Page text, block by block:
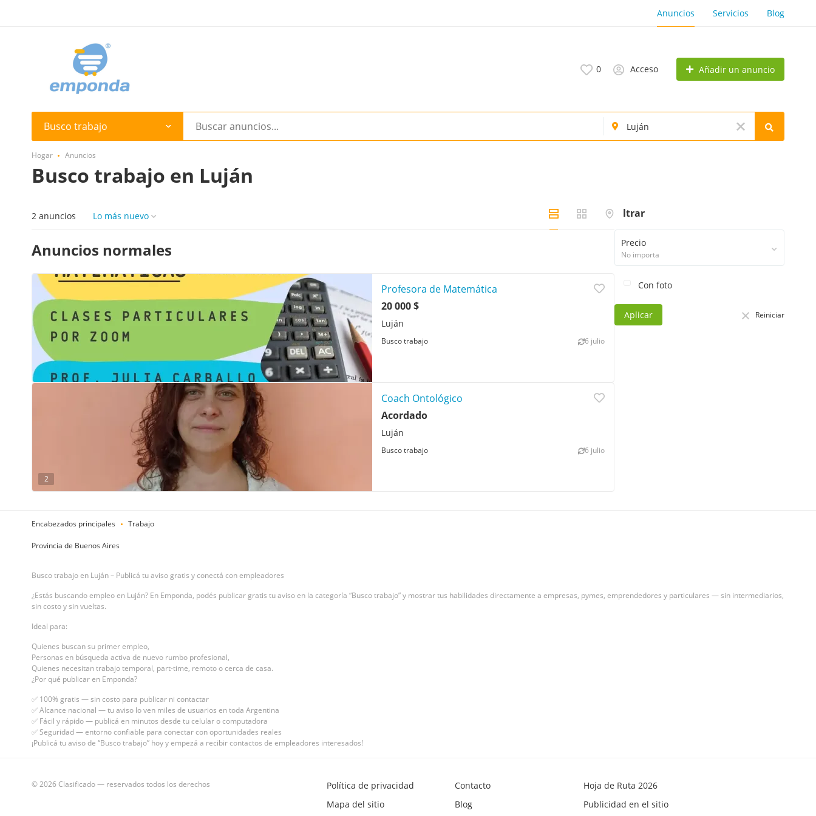
Anuncios Servicios Blog
0 Acceso Añadir un anuncio
Busco trabajo
Hogar Anuncios
Busco trabajo en Luján
2 anuncios Lo más nuevo
Anuncios normales
Profesora de Matemática
20 000 $
Luján
Busco trabajo 6 julio
2
Coach Ontológico
Acordado
Luján
Busco trabajo 6 julio
Filtrar
Precio
No importa
Con foto
Aplicar Reiniciar
Encabezados principales Trabajo
Provincia de Buenos Aires
Busco trabajo en Luján – Publicá tu aviso gratis y conectá con empleadores
¿Estás buscando empleo en Luján? En Emponda, podés publicar gratis tu aviso en la categoría “Busco trabajo” y mostrar tus habilidades directamente a empresas, pymes, emprendedores y particulares — sin intermediarios,
sin costo y sin vueltas.
Ideal para:
Quienes buscan su primer empleo,
Personas en búsqueda activa de nuevo rumbo profesional,
Quienes necesitan trabajo temporal, part-time, remoto o cerca de casa.
¿Por qué publicar en Emponda?
✅ 100% gratis — sin costo para publicar ni contactar
✅ Alcance nacional — tu aviso lo ven miles de usuarios en toda Argentina
✅ Fácil y rápido — publicá en minutos desde tu celular o computadora
✅ Seguridad — entorno confiable para conectar con oportunidades reales
¡Publicá tu aviso de “Busco trabajo” hoy y empezá a recibir contactos de empleadores interesados!
© 2026 Clasificado — reservados todos los derechos
Política de privacidad
Mapa del sitio
Contacto
Blog
Hoja de Ruta 2026
Publicidad en el sitio